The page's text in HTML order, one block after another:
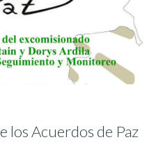
los Acuerdos de Paz